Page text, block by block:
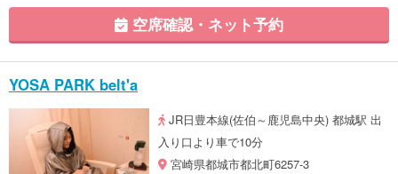
空席確認・ネット予約
YOSA PARK belt'a
JR日豊本線(佐伯～鹿児島中央) 都城駅 出
入り口より車で10分
宮崎県都城市都北町6257-3